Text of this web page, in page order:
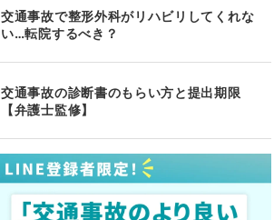
交通事故で整形外科がリハビリしてくれな
い…転院するべき？
交通事故の診断書のもらい方と提出期限
【弁護士監修】